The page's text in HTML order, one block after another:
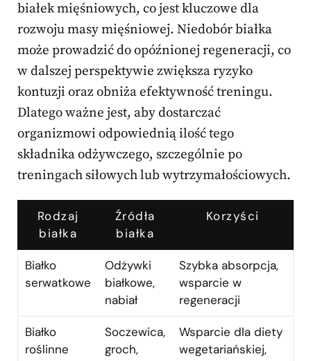
białek mięśniowych, co jest kluczowe dla
rozwoju masy mięśniowej. Niedobór białka
może prowadzić do opóźnionej regeneracji, co
w dalszej perspektywie zwiększa ryzyko
kontuzji oraz obniża efektywność treningu.
Dlatego ważne jest, aby dostarczać
organizmowi odpowiednią ilość tego
składnika odżywczego, szczególnie po
treningach siłowych lub wytrzymałościowych.
Rodzaj
białka
Źródła
białka
Korzyści
Białko
serwatkowe
Odżywki
białkowe,
nabiał
Szybka absorpcja,
wsparcie w
regeneracji
Białko
roślinne
Soczewica,
groch,
Wsparcie dla diety
wegetariańskiej,